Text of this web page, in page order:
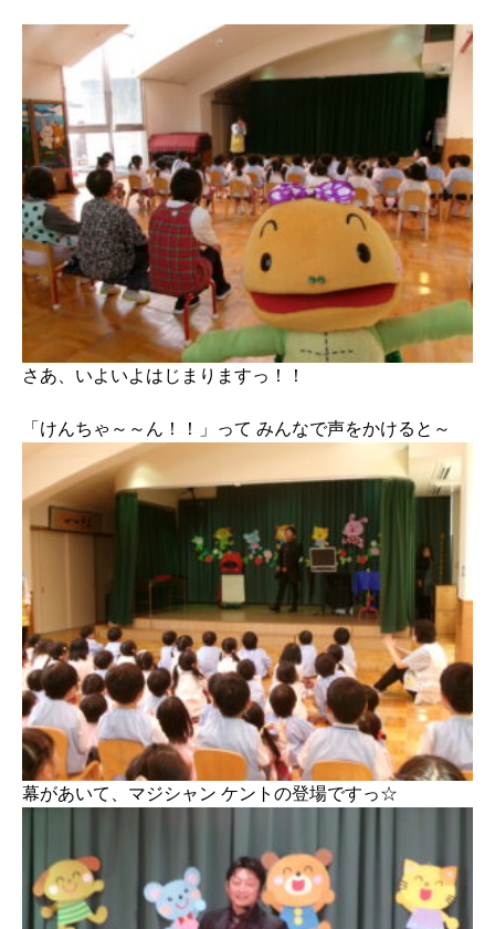
さあ、いよいよはじまりますっ！！
「けんちゃ～～ん！！」って みんなで声をかけると～
幕があいて、マジシャン ケントの登場ですっ☆